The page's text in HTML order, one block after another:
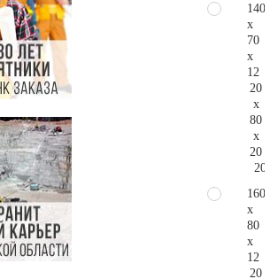
140
x
70
x
12
20
x
80
x
20
160
x
80
x
12
20